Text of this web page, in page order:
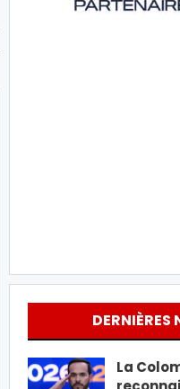
DERNIÈRES
La